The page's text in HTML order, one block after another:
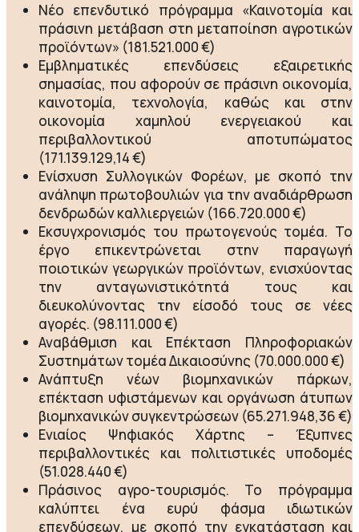
Νέο επενδυτικό πρόγραμμα «Καινοτομία και
πράσινη μετάβαση στη μεταποίηση αγροτικών
προϊόντων» (181.521.000 €)
Εμβληματικές επενδύσεις εξαιρετικής
σημασίας, που αφορούν σε πράσινη οικονομία,
καινοτομία, τεχνολογία, καθώς και στην
οικονομία χαμηλού ενεργειακού και
περιβαλλοντικού αποτυπώματος
(171.139.129,14 €)
Ενίσχυση Συλλογικών Φορέων, με σκοπό την
ανάληψη πρωτοβουλιών για την αναδιάρθρωση
δενδρωδών καλλιεργειών (166.720.000 €)
Εκσυγχρονισμός του πρωτογενούς τομέα. Το
έργο επικεντρώνεται στην παραγωγή
ποιοτικών γεωργικών προϊόντων, ενισχύοντας
την ανταγωνιστικότητά τους και
διευκολύνοντας την είσοδό τους σε νέες
αγορές. (98.111.000 €)
Αναβάθμιση και Επέκταση Πληροφοριακών
Συστημάτων τομέα Δικαιοσύνης (70.000.000 €)
Ανάπτυξη νέων βιομηχανικών πάρκων,
επέκταση υφιστάμενων και οργάνωση άτυπων
βιομηχανικών συγκεντρώσεων (65.271.948,36 €)
Ενιαίος Ψηφιακός Χάρτης – Έξυπνες
περιβαλλοντικές και πολιτιστικές υποδομές
(51.028.440 €)
Πράσινος αγρο-τουρισμός. Το πρόγραμμα
καλύπτει ένα ευρύ φάσμα ιδιωτικών
επενδύσεων, με σκοπό την εγκατάσταση και